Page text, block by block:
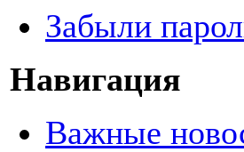
Забыли
Навигация
Важные